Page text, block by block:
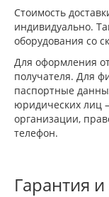
Стоимость
индивидуально.
оборудования со
Для оформления
получателя. Для
паспортные
юридических лиц
организации,
телефон.
Гарантия